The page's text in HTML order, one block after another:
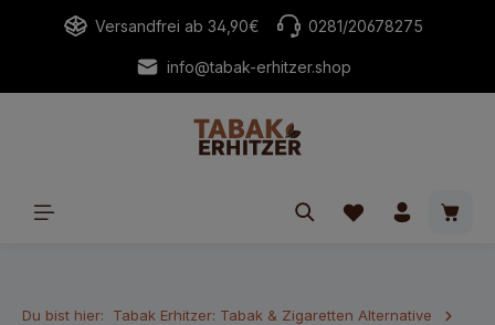
springenVersandfrei ab 34,90€ 0281/20678275
info@tabak-erhitzer.shop
Du bist hier:
Tabak Erhitzer: Tabak & Zigaretten Alternative